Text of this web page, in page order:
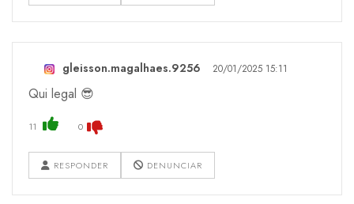
gleisson.magalhaes.9256 20/01/2025 15:11
Qui legal 😎
11 0
RESPONDER DENUNCIAR